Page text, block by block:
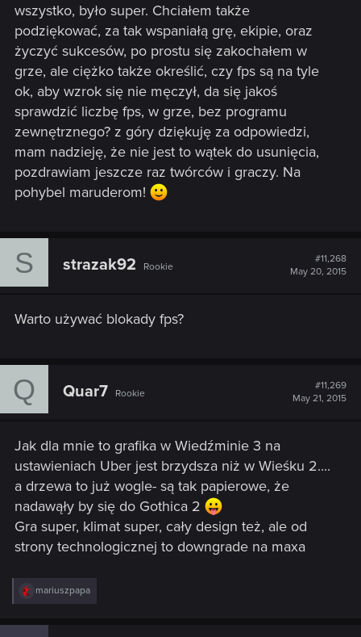
wszystko, było super. Chciałem także
podziękować, za tak wspaniałą grę, ekipie, oraz
życzyć sukcesów, po prostu się zakochałem w
grze, ale ciężko także określić, czy fps są na tyle
ok, aby wzrok się nie męczył, da się jakoś
sprawdzić liczbę fps, w grze, bez programu
zewnętrznego? z góry dziękuję za odpowiedzi,
mam nadzieję, że nie jest to wątek do usunięcia,
pozdrawiam jeszcze raz twórców i graczy. Na
pohybel maruderom!
S strazak92 Rookie
#11,268
May 20, 2015
Warto używać blokady fps?
Q Quar7 Rookie
#11,269
May 21, 2015
Jak dla mnie to grafika w Wiedźminie 3 na
ustawieniach Uber jest brzydsza niż w Wieśku 2....
a drzewa to już wogle- są tak papierowe, że
nadawąły by się do Gothica 2
Gra super, klimat super, cały design też, ale od
strony technologicznej to downgrade na maxa
R
e
c
mariuszpapa